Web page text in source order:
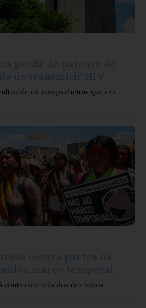
de ex-companheiras que era
conta com três dos dez votos